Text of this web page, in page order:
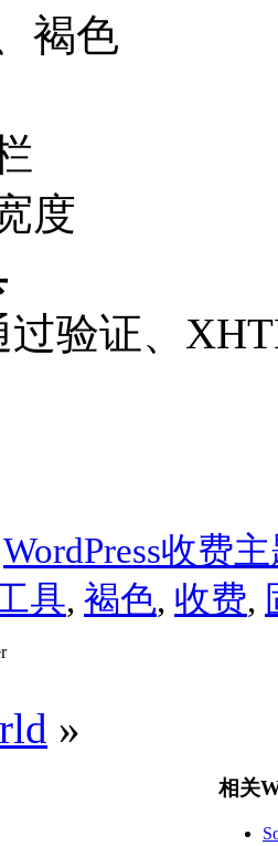
褐色
度
过验证、
WordPress收费
具, 褐色, 收费,
»
相关